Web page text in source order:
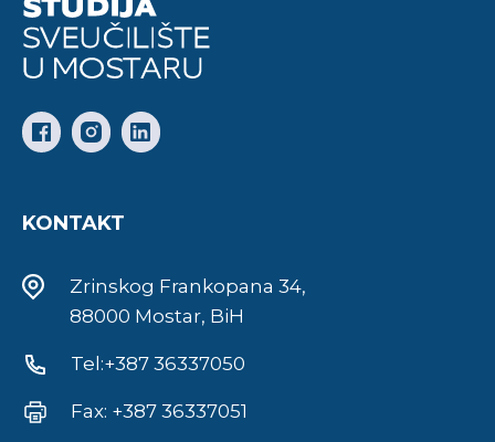
KONTAKT
Zrinskog Frankopana 34,
88000 Mostar, BiH
Tel:+387 36337050
Fax: +387 36337051